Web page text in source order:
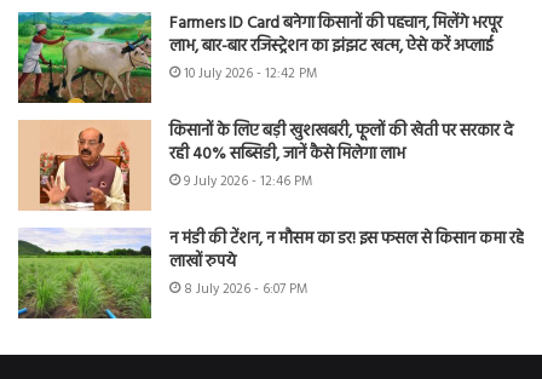
Farmers ID Card बनेगा किसानों की पहचान, मिलेंगे भरपूर
लाभ, बार-बार रजिस्ट्रेशन का झंझट खत्म, ऐसे करें अप्लाई
10 July 2026 - 12:42 PM
किसानों के लिए बड़ी खुशखबरी, फूलों की खेती पर सरकार दे
रही 40% सब्सिडी, जानें कैसे मिलेगा लाभ
9 July 2026 - 12:46 PM
न मंडी की टेंशन, न मौसम का डर! इस फसल से किसान कमा रहे
लाखों रुपये
8 July 2026 - 6:07 PM